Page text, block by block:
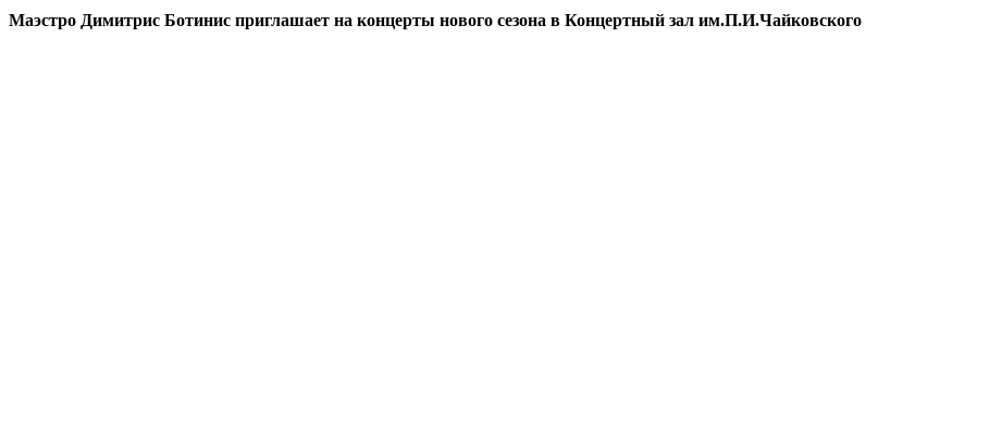
Маэстро Димитрис Ботинис приглашает на концерты нового сезона в Концертный зал им.П.И.Чайковского